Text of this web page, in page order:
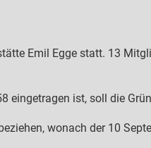
Emil Egge statt. 13
ist, soll die
wonach der 10